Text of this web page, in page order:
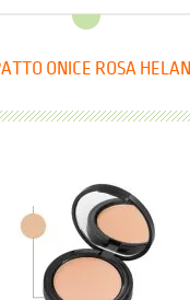
ONICE ROSA HELAN